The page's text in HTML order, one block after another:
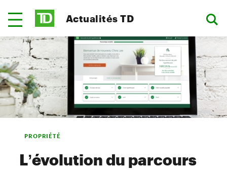
Actualités TD
PROPRIÉTÉ
L’évolution du parcours